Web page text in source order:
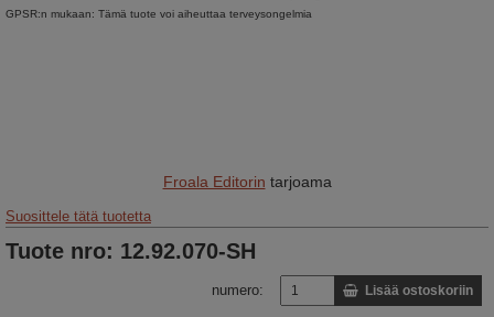
GPSR:n mukaan: Tämä tuote voi aiheuttaa terveysongelmia
Froala Editorin tarjoama
Suosittele tätä tuotetta
Tuote nro: 12.92.070-SH
numero: Lisää ostoskoriin